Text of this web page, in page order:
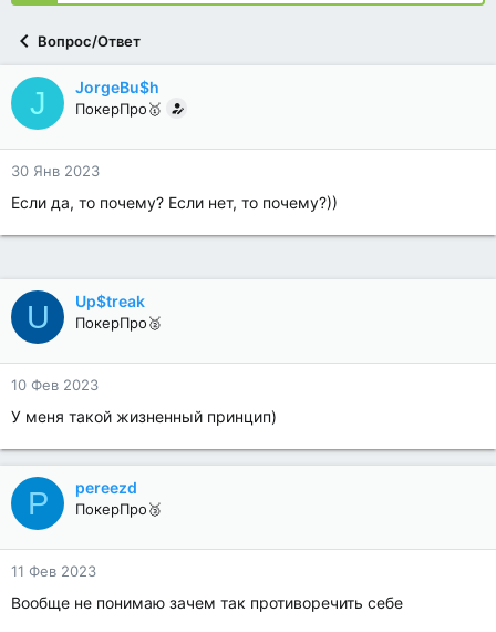
Вопрос/Ответ
J JorgeBu$h
ПокерПро🥇
30 Янв 2023
Если да, то почему? Если нет, то почему?))
U Up$treak
ПокерПро🥈
10 Фев 2023
У меня такой жизненный принцип)
P pereezd
ПокерПро🥉
11 Фев 2023
Вообще не понимаю зачем так противоречить себе